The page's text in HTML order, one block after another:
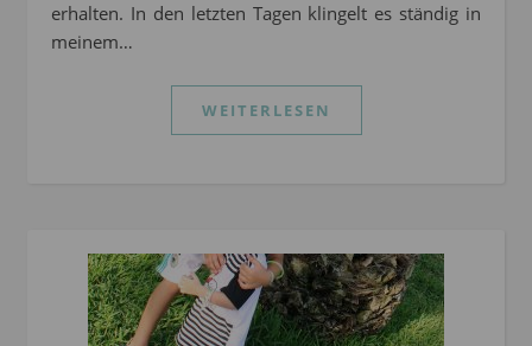
erhalten. In den letzten Tagen klingelt es ständig in
meinem…
WEITERLESEN